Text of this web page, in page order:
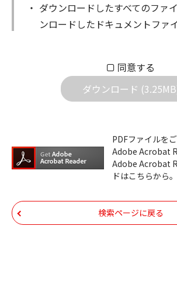
ダウンロードしたすべてのファ
ンロードしたドキュメントファ
社は一切の責任を負いません。
ルの内容などの変更は一切行わ
機器のコントロールコマンドの
びその他すべてのダウンロード
いての著作権を含むすべての権
帰属します。ダウンロードした
個人で使用される以外にはご使
同意する
ダウンロード
PDFファイルを
Adobe Acrobat
Adobe Acrobat
ドはこちらから。
検索ページに戻る